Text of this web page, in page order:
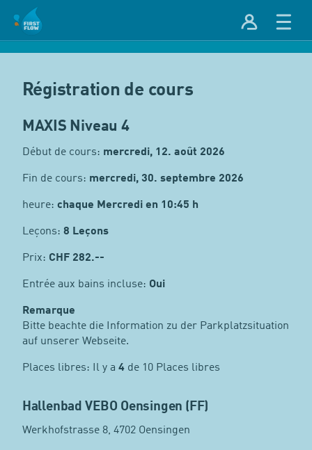
Régistration de cours
MAXIS Niveau 4
Début de cours: mercredi, 12. août 2026
Fin de cours: mercredi, 30. septembre 2026
heure: chaque Mercredi en 10:45 h
Leçons: 8 Leçons
Prix: CHF 282.--
Entrée aux bains incluse: Oui
Remarque
Bitte beachte die Information zu der Parkplatzsituation
auf unserer Webseite.
Places libres: Il y a 4de 10 Places libres
Hallenbad VEBO Oensingen (FF)
Werkhofstrasse 8, 4702 Oensingen